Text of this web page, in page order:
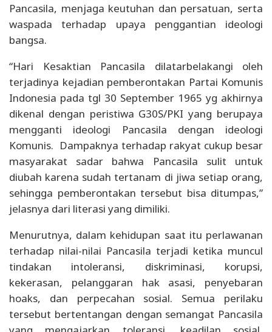
Pancasila, menjaga keutuhan dan persatuan, serta
waspada terhadap upaya penggantian ideologi
bangsa.
“Hari Kesaktian Pancasila dilatarbelakangi oleh
terjadinya kejadian pemberontakan Partai Komunis
Indonesia pada tgl 30 September 1965 yg akhirnya
dikenal dengan peristiwa G30S/PKI yang berupaya
mengganti ideologi Pancasila dengan ideologi
Komunis. Dampaknya terhadap rakyat cukup besar
masyarakat sadar bahwa Pancasila sulit untuk
diubah karena sudah tertanam di jiwa setiap orang,
sehingga pemberontakan tersebut bisa ditumpas,”
jelasnya dari literasi yang dimiliki.
Menurutnya, dalam kehidupan saat itu perlawanan
terhadap nilai-nilai Pancasila terjadi ketika muncul
tindakan intoleransi, diskriminasi, korupsi,
kekerasan, pelanggaran hak asasi, penyebaran
hoaks, dan perpecahan sosial. Semua perilaku
tersebut bertentangan dengan semangat Pancasila